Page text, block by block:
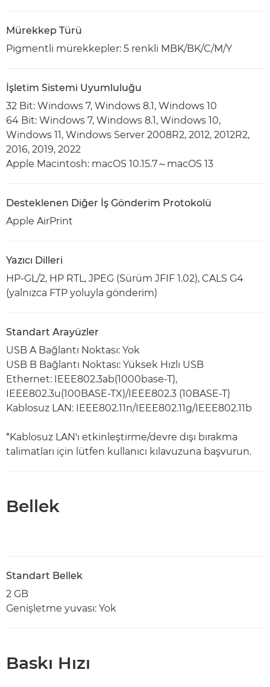
Mürekkep Türü
Pigmentli mürekkepler: 5 renkli MBK/BK/C/M/Y
İşletim Sistemi Uyumluluğu
32 Bit: Windows 7, Windows 8.1, Windows 10
64 Bit: Windows 7, Windows 8.1, Windows 10,
Windows 11, Windows Server 2008R2, 2012, 2012R2,
2016, 2019, 2022
Apple Macintosh: macOS 10.15.7～macOS 13
Desteklenen Diğer İş Gönderim Protokolü
Apple AirPrint
Yazıcı Dilleri
HP-GL/2, HP RTL, JPEG (Sürüm JFIF 1.02), CALS G4
(yalnızca FTP yoluyla gönderim)
Standart Arayüzler
USB A Bağlantı Noktası: Yok
USB B Bağlantı Noktası: Yüksek Hızlı USB
Ethernet: IEEE802.3ab(1000base-T),
IEEE802.3u(100BASE-TX)/IEEE802.3 (10BASE-T)
Kablosuz LAN: IEEE802.11n/IEEE802.11g/IEEE802.11b
*Kablosuz LAN'ı etkinleştirme/devre dışı bırakma
talimatları için lütfen kullanıcı kılavuzuna başvurun.
Bellek
Standart Bellek
2 GB
Genişletme yuvası: Yok
Baskı Hızı